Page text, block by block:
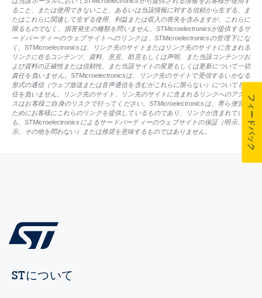
ること、または使用できないこと、あるいは当該情報に対する信頼から生ずる、ま
たはこれらに関連して生ずる使用、利益または収入の喪失を含みますが、これらに
限るものでなく、損害発生の種類を問いません。STMicroelectronicsが提供するサ
ードパーティーのウェブサイトへのリンクは、STMicroelectronicsの管理下にな
く、STMicroelectronicsは、リンク先のサイトまたはリンク先のサイトに含まれる
リンクに在るコンテンツ、資料、意見、助言もしくは声明、また当該コンテンツお
よび資料の正確性または信頼性、また当該サイトの変更もしくは更新について一切
責任を負いません。STMicroelectronicsは、リンク先のサイトで受信するいかなる
形式の通信（ウェブ放送または音声通信を含むがこれらに限らない）についても責
任を負いません。リンク先のサイト、リン先のサイトに含まれるリンクへのアクセ
スはお客様ご自身のリスクで行ってください。STMicroelectronicsは、専ら便宜の
ためにお客様にこれらのリンクを提供しているものであり、リンクが含まれていて
も、STMicroelectronicsによるサードパーティーのウェブサイトの保証（明示、黙
示、その他を問わない）または推奨を意味するものではありません。
STについて
フィードバック